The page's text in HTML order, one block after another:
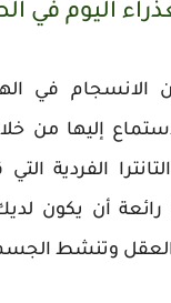
اليوم في
الانسجام في
إليها من
الفردية
رائعة أن يكون
العقل وتنشط